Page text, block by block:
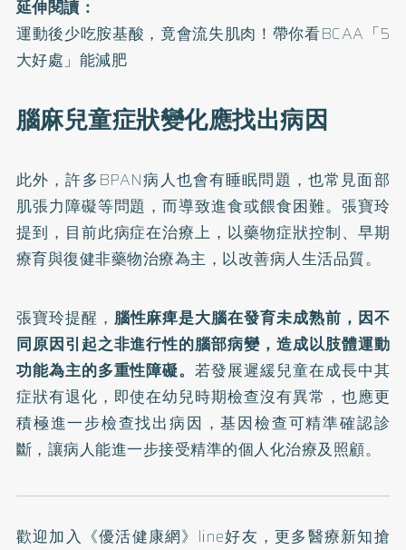
延伸閱讀：
運動後少吃胺基酸，竟會流失肌肉！帶你看BCAA「5
大好處」能減肥
腦麻兒童症狀變化應找出病因
此外，許多BPAN病人也會有睡眠問題，也常見面部
肌張力障礙等問題，而導致進食或餵食困難。張寶玲
提到，目前此病症在治療上，以藥物症狀控制、早期
療育與復健非藥物治療為主，以改善病人生活品質。
張寶玲提醒， 腦性麻痺是大腦在發育未成熟前，因不
同原因引起之非進行性的腦部病變，造成以肢體運動
功能為主的多重性障礙。若發展遲緩兒童在成長中其
症狀有退化，即使在幼兒時期檢查沒有異常，也應更
積極進一步檢查找出病因，基因檢查可精準確認診
斷，讓病人能進一步接受精準的個人化治療及照顧。
歡迎加入 《優活健康網》line好友 ，更多醫療新知搶